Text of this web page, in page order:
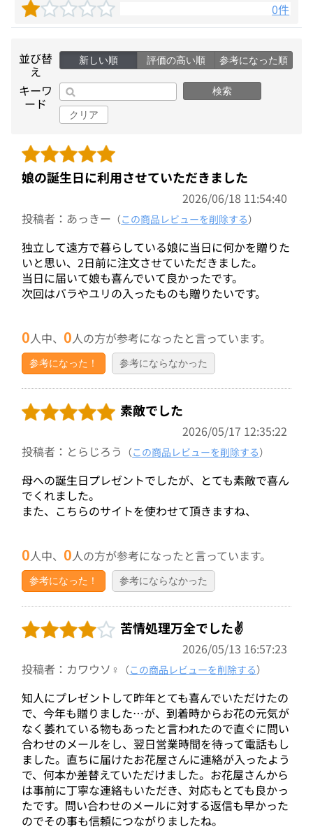
0件
並び替
え
新しい順 評価の高い順 参考になった順
キーワ
ード
検索
クリア
娘の誕生日に利用させていただきました
2026/06/18 11:54:40
投稿者：あっきー （この商品レビューを削除する）
独立して遠方で暮らしている娘に当日に何かを贈りた
いと思い、2日前に注文させていただきました。
当日に届いて娘も喜んでいて良かったです。
次回はバラやユリの入ったものも贈りたいです。
0人中、0人の方が参考になったと言っています。
参考になった！ 参考にならなかった
素敵でした
2026/05/17 12:35:22
投稿者：とらじろう （この商品レビューを削除する）
母への誕生日プレゼントでしたが、とても素敵で喜ん
でくれました。
また、こちらのサイトを使わせて頂きますね、
0人中、0人の方が参考になったと言っています。
参考になった！ 参考にならなかった
苦情処理万全でした✌️
2026/05/13 16:57:23
投稿者：カワウソ♀ （この商品レビューを削除する）
知人にプレゼントして昨年とても喜んでいただけたの
で、今年も贈りました…が、到着時からお花の元気が
なく萎れている物もあったと言われたので直ぐに問い
合わせのメールをし、翌日営業時間を待って電話もし
ました。直ちに届けたお花屋さんに連絡が入ったよう
で、何本か差替えていただけました。お花屋さんから
は事前に丁寧な連絡もいただき、対応もとても良かっ
たです。問い合わせのメールに対する返信も早かった
のでその事も信頼につながりましたね。